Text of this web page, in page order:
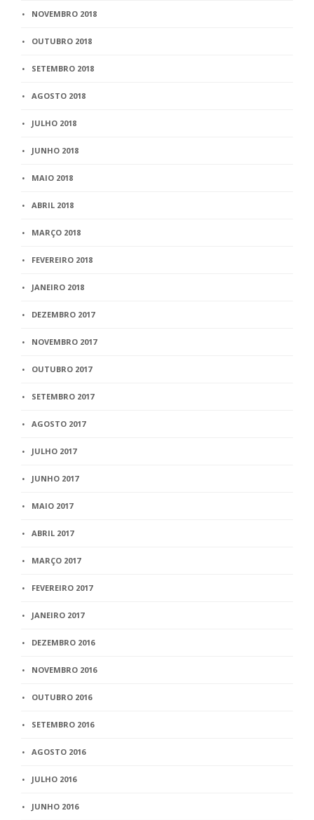
NOVEMBRO 2018
OUTUBRO 2018
SETEMBRO 2018
AGOSTO 2018
JULHO 2018
JUNHO 2018
MAIO 2018
ABRIL 2018
MARÇO 2018
FEVEREIRO 2018
JANEIRO 2018
DEZEMBRO 2017
NOVEMBRO 2017
OUTUBRO 2017
SETEMBRO 2017
AGOSTO 2017
JULHO 2017
JUNHO 2017
MAIO 2017
ABRIL 2017
MARÇO 2017
FEVEREIRO 2017
JANEIRO 2017
DEZEMBRO 2016
NOVEMBRO 2016
OUTUBRO 2016
SETEMBRO 2016
AGOSTO 2016
JULHO 2016
JUNHO 2016